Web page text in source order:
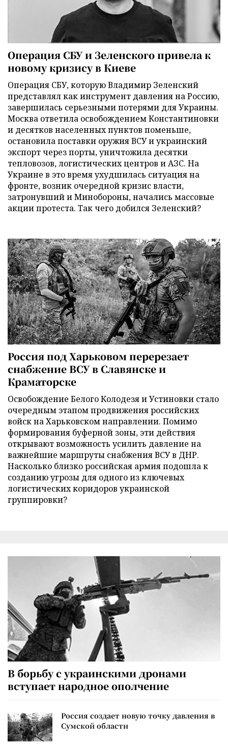
Операция СБУ и Зеленского привела к
новому кризису в Киеве
Операция СБУ, которую Владимир Зеленский
представлял как инструмент давления на Россию,
завершилась серьезными потерями для Украины.
Москва ответила освобождением Константиновки
и десятков населенных пунктов поменьше,
остановила поставки оружия ВСУ и украинский
экспорт через порты, уничтожила десятки
тепловозов, логистических центров и АЗС. На
Украине в это время ухудшилась ситуация на
фронте, возник очередной кризис власти,
затронувший и Минобороны, начались массовые
акции протеста. Так чего добился Зеленский?
Россия под Харьковом перерезает
снабжение ВСУ в Славянске и
Краматорске
Освобождение Белого Колодезя и Устиновки стало
очередным этапом продвижения российских
войск на Харьковском направлении. Помимо
формирования буферной зоны, эти действия
открывают возможность усилить давление на
важнейшие маршруты снабжения ВСУ в ДНР.
Насколько близко российская армия подошла к
созданию угрозы для одного из ключевых
логистических коридоров украинской
группировки?
В борьбу с украинскими дронами
вступает народное ополчение
Россия создает новую точку давления в
Сумской области